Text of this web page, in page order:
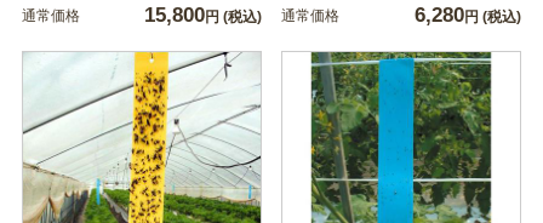
通常価格 15,800円 (税込) 通常価格 6,280円 (税込)